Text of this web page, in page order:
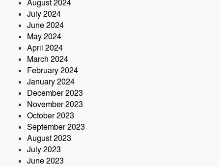
August 2024
July 2024
June 2024
May 2024
April 2024
March 2024
February 2024
January 2024
December 2023
November 2023
October 2023
September 2023
August 2023
July 2023
June 2023